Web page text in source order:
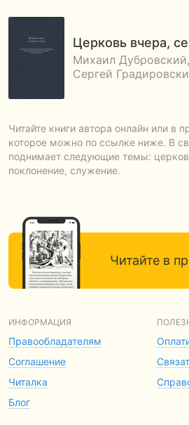
Церковь вчера,
Михаил
Сергей
Читайте книги автора онлайн или в
которое можно по ссылке ниже. В
поднимает следующие темы:
поклонение, служение.
Читайте в
ИНФОРМАЦИЯ
Правообладателям
Соглашение
Читалка
Блог